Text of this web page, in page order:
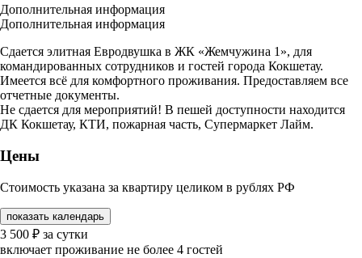
Дополнительная информация
Дополнительная информация
Сдается элитная Евродвушка в ЖК «Жемчужина 1», для
командированных сотрудников и гостей города Кокшетау.
Имеется всё для комфортного проживания. Предоставляем все
отчетные документы.
Не сдается для мероприятий! В пешей доступности находится
ДК Кокшетау, КТИ, пожарная часть, Супермаркет Лайм.
Цены
Стоимость указана за квартиру целиком в рублях РФ
показать календарь
3 500 ₽ за сутки
включает проживание не более 4 гостей